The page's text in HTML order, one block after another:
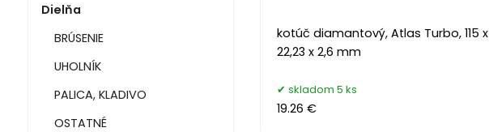
Dielňa
BRÚSENIE
UHOLNÍK
PALICA, KLADIVO
OSTATNÉ
kotúč diamantový, Atlas Turbo, 115 x
22,23 x 2,6 mm
skladom 5 ks
19.26 €